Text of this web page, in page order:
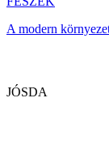
A modern
JÓSDA